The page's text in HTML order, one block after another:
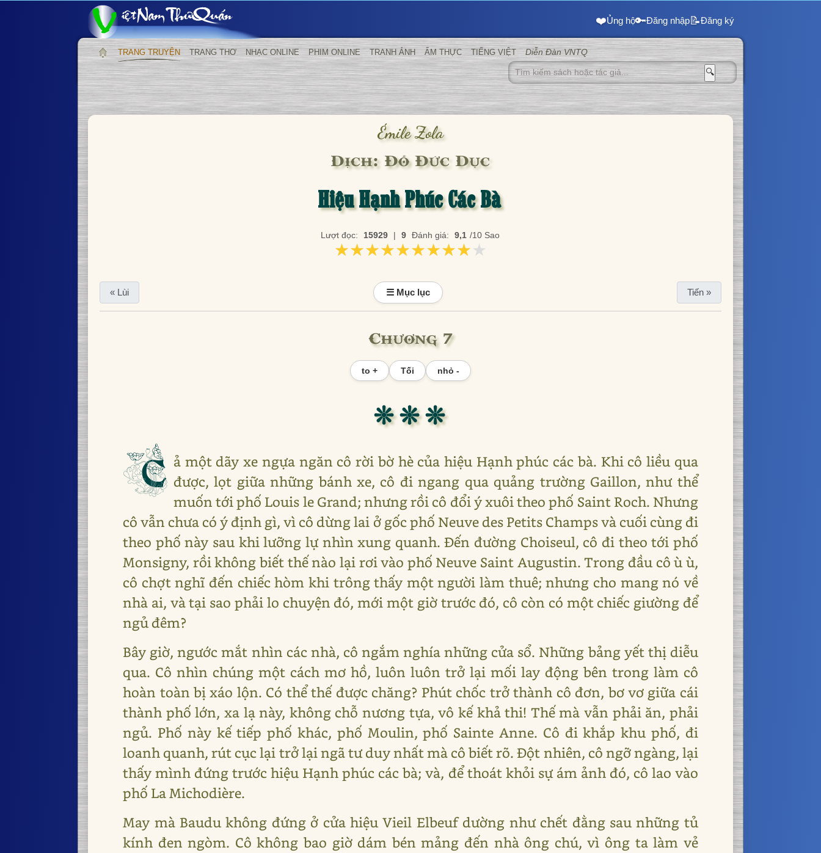
❤️Ủng hộ🔑Đăng nhập📝Đăng ký
TRANG TRUYỆN TRANG THƠ NHẠC ONLINE PHIM ONLINE TRANH ẢNH ẨM THỰC TIẾNG VIỆT Diễn Đàn VNTQ
🔍
Émile Zola
Dịch: Đỗ Đức Dục
Hiệu Hạnh Phúc Các Bà
Lượt đọc: 15929 | 9 Đánh giá: 9,1 /10 Sao
★★★★★★★★★★
★★★★★★★★★★
« Lùi ☰ Mục lục Tiến »
Chương 7
to + Tối nhỏ -
❊ ❊ ❊
C ả một dãy xe ngựa ngăn cô rời bờ hè của hiệu Hạnh phúc các bà. Khi cô liều qua
được, lọt giữa những bánh xe, cô đi ngang qua quảng trường Gaillon, như thể
muốn tới phố Louis le Grand; nhưng rồi cô đổi ý xuôi theo phố Saint Roch. Nhưng
cô vẫn chưa có ý định gì, vì cô dừng lai ở gốc phố Neuve des Petits Champs và cuối cùng đi
theo phố này sau khi lưỡng lự nhìn xung quanh. Đến đường Choiseul, cô đi theo tới phố
Monsigny, rồi không biết thế nào lại rơi vào phố Neuve Saint Augustin. Trong đầu cô ù ù,
cô chợt nghĩ đến chiếc hòm khi trông thấy một người làm thuê; nhưng cho mang nó về
nhà ai, và tại sao phải lo chuyện đó, mới một giờ trước đó, cô còn có một chiếc giường để
ngủ đêm?
Bây giờ, ngước mắt nhìn các nhà, cô ngắm nghía những cửa sổ. Những bảng yết thị diễu
qua. Cô nhìn chúng một cách mơ hồ, luôn luôn trở lại mối lay động bên trong làm cô
hoàn toàn bị xáo lộn. Có thể thế được chăng? Phút chốc trở thành cô đơn, bơ vơ giữa cái
thành phố lớn, xa lạ này, không chỗ nương tựa, vô kế khả thi! Thế mà vẫn phải ăn, phải
ngủ. Phố này kế tiếp phố khác, phố Moulin, phố Sainte Anne. Cô đi khắp khu phố, đi
loanh quanh, rút cục lại trở lại ngã tư duy nhất mà cô biết rõ. Đột nhiên, cô ngỡ ngàng, lại
thấy mình đứng trước hiệu Hạnh phúc các bà; và, để thoát khỏi sự ám ảnh đó, cô lao vào
phố La Michodière.
May mà Baudu không đứng ở cửa hiệu Vieil Elbeuf dường như chết đằng sau những tủ
kính đen ngòm. Cô không bao giờ dám bén mảng đến nhà ông chú, vì ông ta làm vẻ